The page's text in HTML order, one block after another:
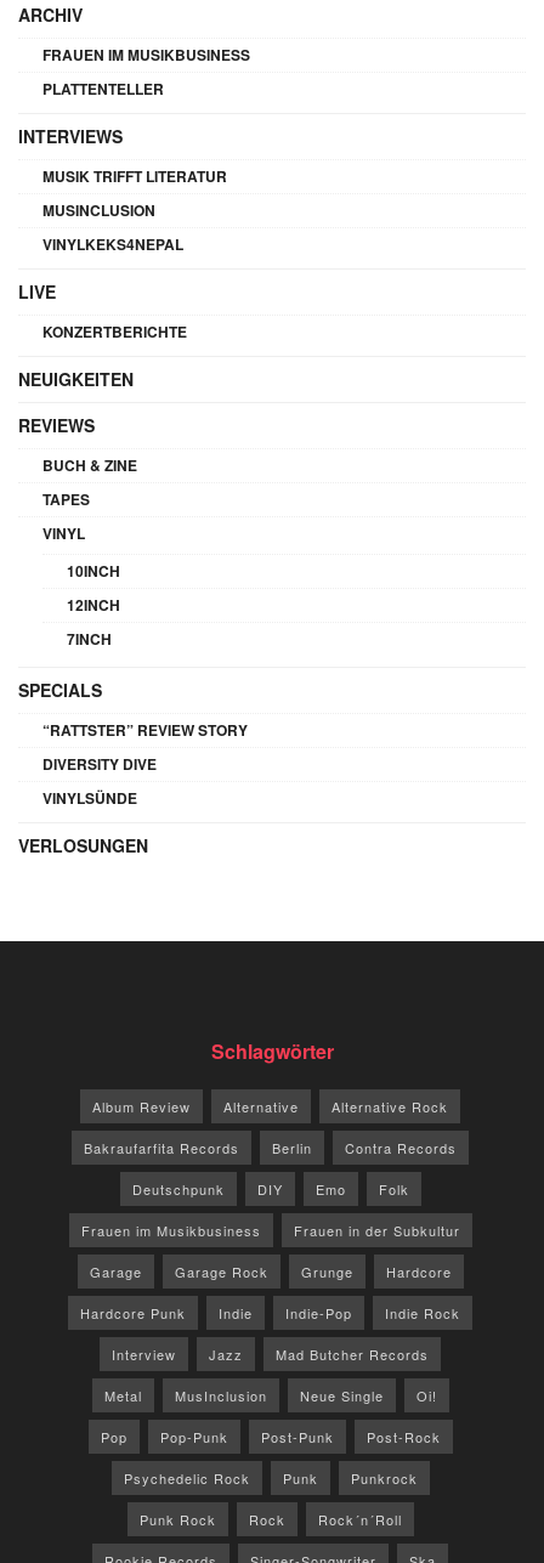
ARCHIV
FRAUEN IM MUSIKBUSINESS
PLATTENTELLER
INTERVIEWS
MUSIK TRIFFT LITERATUR
MUSINCLUSION
VINYLKEKS4NEPAL
LIVE
KONZERTBERICHTE
NEUIGKEITEN
REVIEWS
BUCH & ZINE
TAPES
VINYL
10INCH
12INCH
7INCH
SPECIALS
“RATTSTER” REVIEW STORY
DIVERSITY DIVE
VINYLSÜNDE
VERLOSUNGEN
Schlagwörter
Album Review Alternative Alternative Rock
Bakraufarfita Records Berlin Contra Records
Deutschpunk DIY Emo Folk
Frauen im Musikbusiness Frauen in der Subkultur
Garage Garage Rock Grunge Hardcore
Hardcore Punk Indie Indie-Pop Indie Rock
Interview Jazz Mad Butcher Records
Metal MusInclusion Neue Single Oi!
Pop Pop-Punk Post-Punk Post-Rock
Psychedelic Rock Punk Punkrock
Punk Rock Rock Rock´n´Roll